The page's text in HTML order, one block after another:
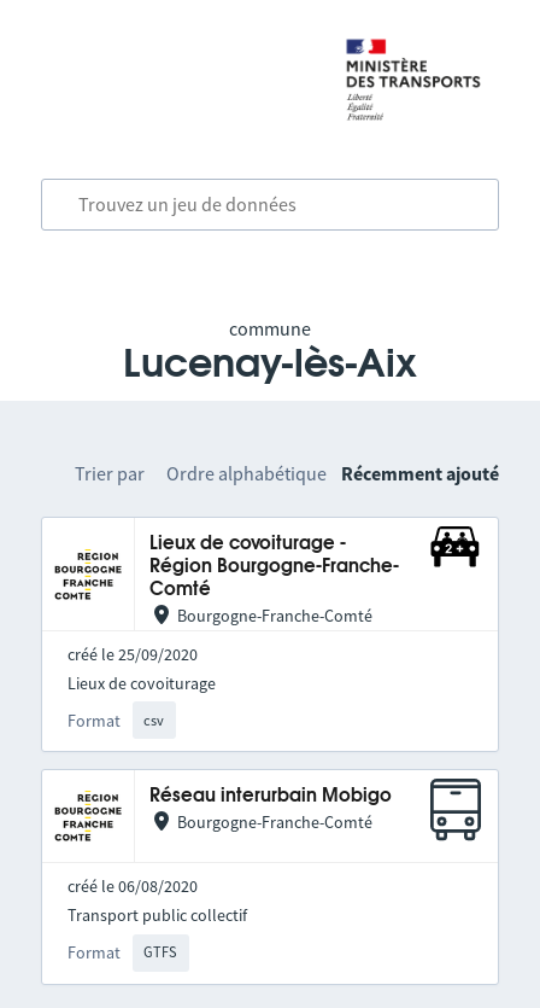
commune
Lucenay-lès-Aix
Trier par Ordre alphabétique Récemment ajouté
Lieux de covoiturage -
Région Bourgogne-Franche-
Comté
Bourgogne-Franche-Comté
créé le 25/09/2020
Format csv
Lieux de covoiturage
Réseau interurbain Mobigo
Bourgogne-Franche-Comté
créé le 06/08/2020
Format GTFS
Transport public collectif